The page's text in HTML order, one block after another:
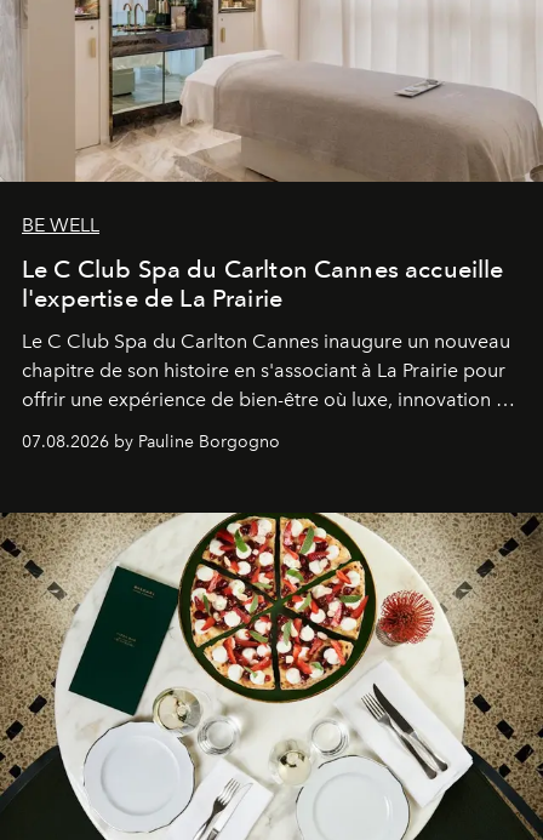
BE WELL
Le C Club Spa du Carlton Cannes accueille
l'expertise de La Prairie
Le C Club Spa du Carlton Cannes inaugure un nouveau
chapitre de son histoire en s'associant à La Prairie pour
offrir une expérience de bien-être où luxe, innovation et
07.08.2026 by Pauline Borgogno